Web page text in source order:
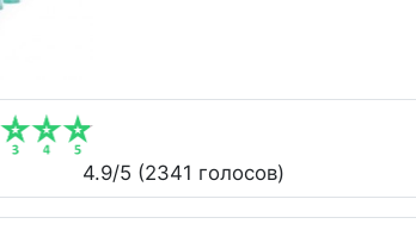
4.9/5 (2341 голосов)